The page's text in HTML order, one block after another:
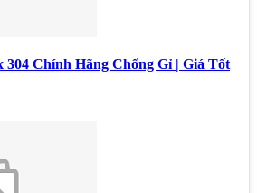
Chính Hãng Chống Gỉ | Giá Tốt